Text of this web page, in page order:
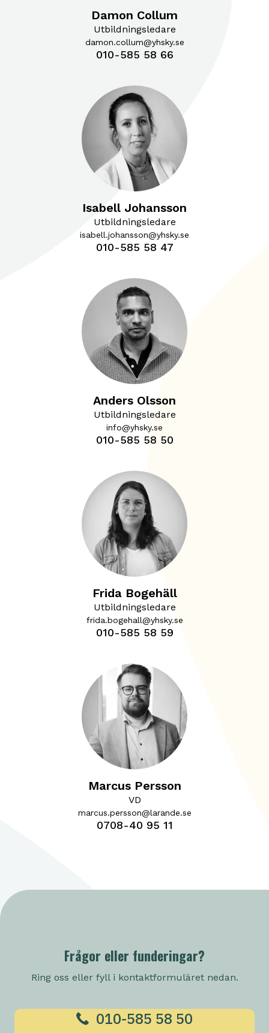
Damon Collum
Utbildningsledare
damon.collum@yhsky.se
010-585 58 66
Isabell Johansson
Utbildningsledare
isabell.johansson@yhsky.se
010-585 58 47
Anders Olsson
Utbildningsledare
info@yhsky.se
010-585 58 50
Frida Bogehäll
Utbildningsledare
frida.bogehall@yhsky.se
010-585 58 59
Marcus Persson
VD
marcus.persson@larande.se
0708-40 95 11
Frågor eller funderingar?
Ring oss eller fyll i kontaktformuläret nedan.
010-585 58 50